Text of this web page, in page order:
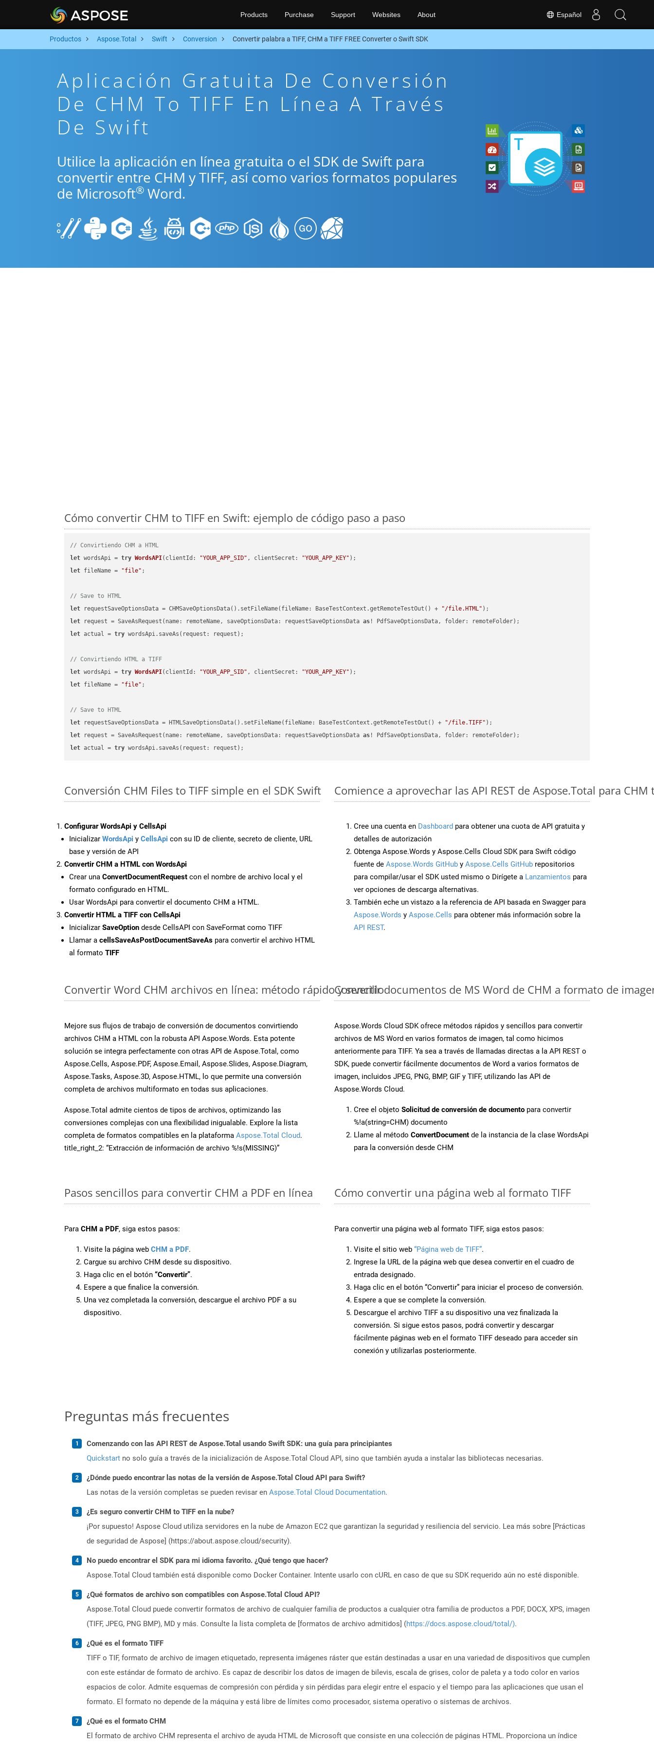
Español
Products Purchase Support Websites About
Productos Aspose.Total Swift Conversion Convertir palabra a TIFF, CHM a TIFF FREE Converter o Swift SDK
Aplicación Gratuita De Conversión
De CHM To TIFF En Línea A Través
De Swift
Utilice la aplicación en línea gratuita o el SDK de Swift para
convertir entre CHM y TIFF, así como varios formatos populares
de Microsoft® Word.
Cómo convertir CHM to TIFF en Swift: ejemplo de código paso a paso
// Convirtiendo CHM a HTML
let wordsApi = try WordsAPI( clientId: "YOUR_APP_SID" , clientSecret: "YOUR_APP_KEY" )
let fileName = "file" ;
// Save to HTML
let requestSaveOptionsData = CHMSaveOptionsData().setFileName(fileName: BaseTestContext.getRemoteTestOut() + "/file.HTML"
let request = SaveAsRequest(name: remoteName, saveOptionsData: requestSaveOptionsData as
let actual = try wordsApi.saveAs(request: request);
// Convirtiendo HTML a TIFF
let wordsApi = try WordsAPI( clientId: "YOUR_APP_SID" , clientSecret: "YOUR_APP_KEY" )
let fileName = "file" ;
// Save to HTML
let requestSaveOptionsData = HTMLSaveOptionsData().setFileName(fileName: BaseTestContext.getRemoteTestOut() + "/file.TIFF"
let request = SaveAsRequest(name: remoteName, saveOptionsData: requestSaveOptionsData as
let actual = try
Conversión CHM Files to TIFF simple en el SDK Swift
Configurar WordsApi y CellsApi
Inicializar WordsApi y CellsApi con su ID de cliente, secreto de cliente, URL
base y versión de API
Convertir CHM a HTML con WordsApi
Crear una ConvertDocumentRequest con el nombre de archivo local y el
formato configurado en HTML.
Usar WordsApi para convertir el documento CHM a HTML.
Convertir HTML a TIFF con CellsApi
Inicializar SaveOption desde CellsAPI con SaveFormat como TIFF
Llamar a cellsSaveAsPostDocumentSaveAs para convertir el archivo HTML
al formato TIFF
Comience a aprovechar las API REST de Aspose.Total para CHM
Cree una cuenta en Dashboard para obtener una cuota de API gratuita y
detalles de autorización
Obtenga Aspose.Words y Aspose.Cells Cloud SDK para Swift código
fuente de Aspose.Words GitHub y Aspose.Cells GitHub repositorios
para compilar/usar el SDK usted mismo o Dirígete a Lanzamientos para
ver opciones de descarga alternativas.
También eche un vistazo a la referencia de API basada en Swagger para
Aspose.Words y Aspose.Cells para obtener más información sobre la
API REST.
Convertir Word CHM archivos en línea: método rápido y sencillo
Mejore sus flujos de trabajo de conversión de documentos convirtiendo
archivos CHM a HTML con la robusta API Aspose.Words. Esta potente
solución se integra perfectamente con otras API de Aspose.Total, como
Aspose.Cells, Aspose.PDF, Aspose.Email, Aspose.Slides, Aspose.Diagram,
Aspose.Tasks, Aspose.3D, Aspose.HTML, lo que permite una conversión
completa de archivos multiformato en todas sus aplicaciones.
Aspose.Total admite cientos de tipos de archivos, optimizando las
conversiones complejas con una flexibilidad inigualable. Explore la lista
completa de formatos compatibles en la plataforma Aspose.Total Cloud.
title_right_2: “Extracción de información de archivo %!s(MISSING)”
Convertir documentos de MS Word de CHM a formato de
Aspose.Words Cloud SDK ofrece métodos rápidos y sencillos para convertir
archivos de MS Word en varios formatos de imagen, tal como hicimos
anteriormente para TIFF. Ya sea a través de llamadas directas a la API REST o
SDK, puede convertir fácilmente documentos de Word a varios formatos de
imagen, incluidos JPEG, PNG, BMP, GIF y TIFF, utilizando las API de
Aspose.Words Cloud.
Cree el objeto Solicitud de conversión de documento para convertir
%!a(string=CHM) documento
Llame al método ConvertDocument de la instancia de la clase WordsApi
para la conversión desde CHM
Pasos sencillos para convertir CHM a PDF en línea
Para CHM a PDF, siga estos pasos:
Visite la página web CHM a PDF.
Cargue su archivo CHM desde su dispositivo.
Haga clic en el botón “Convertir”.
Espere a que finalice la conversión.
Una vez completada la conversión, descargue el archivo PDF a su
dispositivo.
Cómo convertir una página web al formato TIFF
Para convertir una página web al formato TIFF, siga estos pasos:
Visite el sitio web “Página web de TIFF”.
Ingrese la URL de la página web que desea convertir en el cuadro de
entrada designado.
Haga clic en el botón “Convertir” para iniciar el proceso de conversión.
Espere a que se complete la conversión.
Descargue el archivo TIFF a su dispositivo una vez finalizada la
conversión. Si sigue estos pasos, podrá convertir y descargar
fácilmente páginas web en el formato TIFF deseado para acceder sin
conexión y utilizarlas posteriormente.
Preguntas más frecuentes
Comenzando con las API REST de Aspose.Total usando Swift SDK: una guía para principiantes
Quickstart no solo guía a través de la inicialización de Aspose.Total Cloud API, sino que también ayuda a instalar las bibliotecas necesarias.
¿Dónde puedo encontrar las notas de la versión de Aspose.Total Cloud API para Swift?
Las notas de la versión completas se pueden revisar en Aspose.Total Cloud Documentation.
¿Es seguro convertir CHM to TIFF en la nube?
¡Por supuesto! Aspose Cloud utiliza servidores en la nube de Amazon EC2 que garantizan la seguridad y resiliencia del servicio. Lea más sobre [Prácticas
de seguridad de Aspose] (https://about.aspose.cloud/security).
No puedo encontrar el SDK para mi idioma favorito. ¿Qué tengo que hacer?
Aspose.Total Cloud también está disponible como Docker Container. Intente usarlo con cURL en caso de que su SDK requerido aún no esté disponible.
¿Qué formatos de archivo son compatibles con Aspose.Total Cloud API?
Aspose.Total Cloud puede convertir formatos de archivo de cualquier familia de productos a cualquier otra familia de productos a PDF, DOCX, XPS, imagen
(TIFF, JPEG, PNG BMP), MD y más. Consulte la lista completa de [formatos de archivo admitidos] (https://docs.aspose.cloud/total/).
¿Qué es el formato TIFF
TIFF o TIF, formato de archivo de imagen etiquetado, representa imágenes ráster que están destinadas a usar en una variedad de dispositivos que cumplen
con este estándar de formato de archivo. Es capaz de describir los datos de imagen de bilevis, escala de grises, color de paleta y a todo color en varios
espacios de color. Admite esquemas de compresión con pérdida y sin pérdidas para elegir entre el espacio y el tiempo para las aplicaciones que usan el
formato. El formato no depende de la máquina y está libre de límites como procesador, sistema operativo o sistemas de archivos.
¿Qué es el formato CHM
El formato de archivo CHM representa el archivo de ayuda HTML de Microsoft que consiste en una colección de páginas HTML. Proporciona un índice